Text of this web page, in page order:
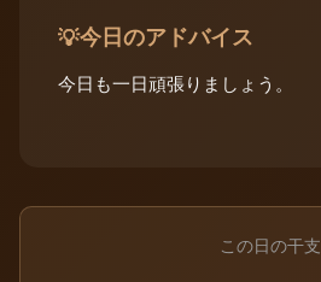
💡今日のアドバイス
今日も一日頑張りましょう。
この日の干支